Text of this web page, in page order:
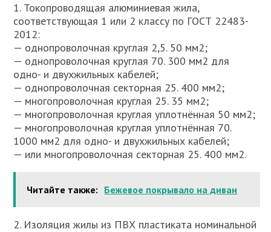
1. Токопроводящая алюминиевая жила,
соответствующая 1 или 2 классу по ГОСТ 22483-
2012:
— однопроволочная круглая 2,5. 50 мм2;
— однопроволочная круглая 70. 300 мм2 для
одно- и двухжильных кабелей;
— однопроволочная секторная 25. 400 мм2;
— многопроволочная круглая 25. 35 мм2;
— многопроволочная круглая уплотнённая 50 мм2;
— многопроволочная круглая уплотнённая 70.
1000 мм2 для одно- и двухжильных кабелей;
— или многопроволочная секторная 25. 400 мм2.
Читайте также: Бежевое покрывало на диван
2. Изоляция жилы из ПВХ пластиката номинальной